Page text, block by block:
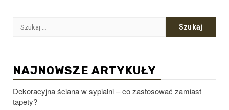
Szukaj:
NAJNOWSZE ARTYKUŁY
Dekoracyjna ściana w sypialni – co zastosować zamiast
tapety?